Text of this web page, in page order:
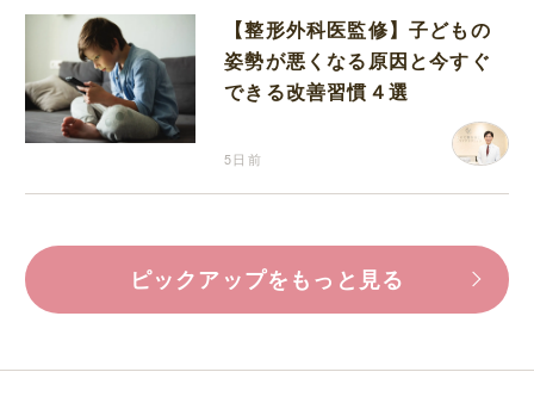
【整形外科医監修】子どもの
姿勢が悪くなる原因と今すぐ
できる改善習慣４選
5日前
ピックアップをもっと見る